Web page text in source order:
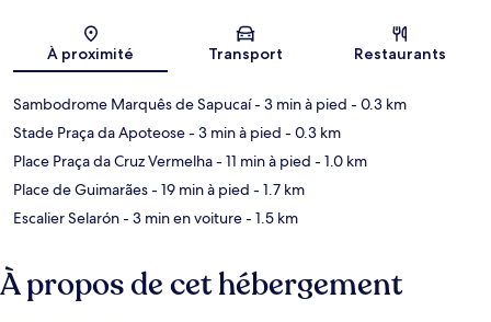
Carte
À proximité Transport Restaurants
Sambodrome Marquês de Sapucaí- 3 min à pied - 0.3 km
Stade Praça da Apoteose- 3 min à pied - 0.3 km
Place Praça da Cruz Vermelha- 11 min à pied - 1.0 km
Place de Guimarães- 19 min à pied - 1.7 km
Escalier Selarón- 3 min en voiture- 1.5 km
À propos de cet hébergement